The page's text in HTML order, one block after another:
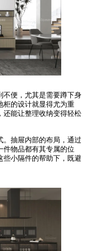
不便，尤其是需要蹲下身
柜的设计就显得尤为重
还能让整理收纳变得轻松
。抽屉内部的布局，通过
件物品都有其专属的位
些小隔件的帮助下，既避